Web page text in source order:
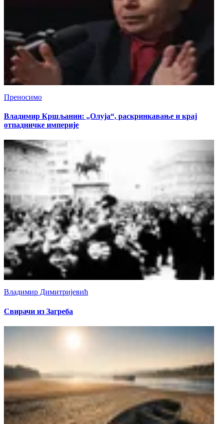
Преносимо
Владимир Кршљанин: „Олуја“, раскринкавање и крај
отпадничке империје
Владимир Димитријевић
Свирачи из Загреба